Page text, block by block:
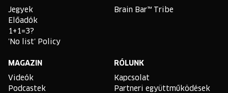
Jegyek
Előadók
1+1=3?
'No list' Policy
Brain Bar™ Tribe
MAGAZIN
Videók
Podcastek
RÓLUNK
Kapcsolat
Partneri együttműködések